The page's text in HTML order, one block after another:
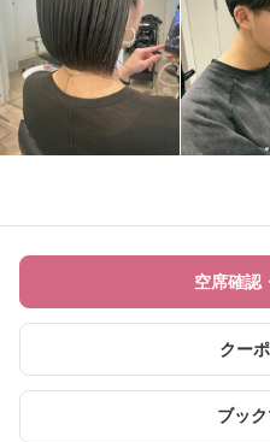
空席確認
クー
ブッ